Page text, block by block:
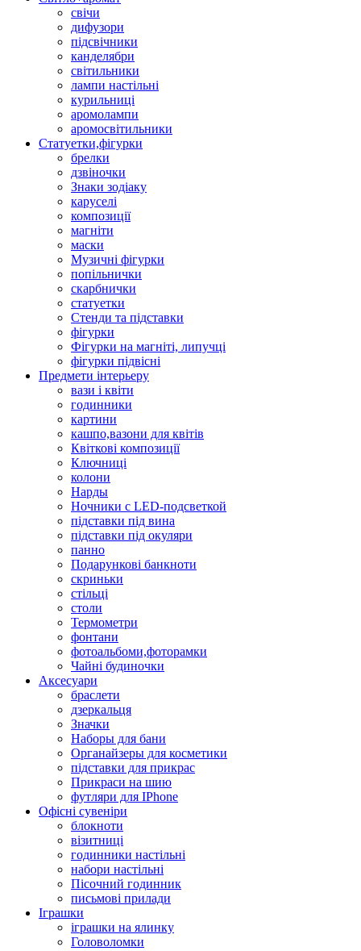
свічи
дифузори
підсвічники
канделябри
світильники
лампи настільні
курильниці
аромолампи
аромосвітильники
Статуетки,фігурки
брелки
дзвіночки
Знаки зодіаку
каруселі
композиції
магніти
маски
Музичні фігурки
попільнички
скарбнички
статуетки
Стенди та підставки
фігурки
Фігурки на магніті, липучці
фігурки підвісні
Предмети інтерьеру
вази і квіти
годинники
картини
кашпо,вазони для квітів
Квіткові композиції
Ключниці
колони
Нарды
Ночники с LED-подсветкой
підставки під вина
підставки під окуляри
панно
Подарункові банкноти
скриньки
стільці
столи
Термометри
фонтани
фотоальбоми,фоторамки
Чайні будиночки
Аксесуари
браслети
дзеркальця
Значки
Наборы для бани
Органайзеры для косметики
підставки для прикрас
Прикраси на шию
футляри для IPhone
Офісні сувеніри
блокноти
візитниці
годинники настільні
набори настільні
Пісочний годинник
письмові прилади
Іграшки
іграшки на ялинку
Головоломки